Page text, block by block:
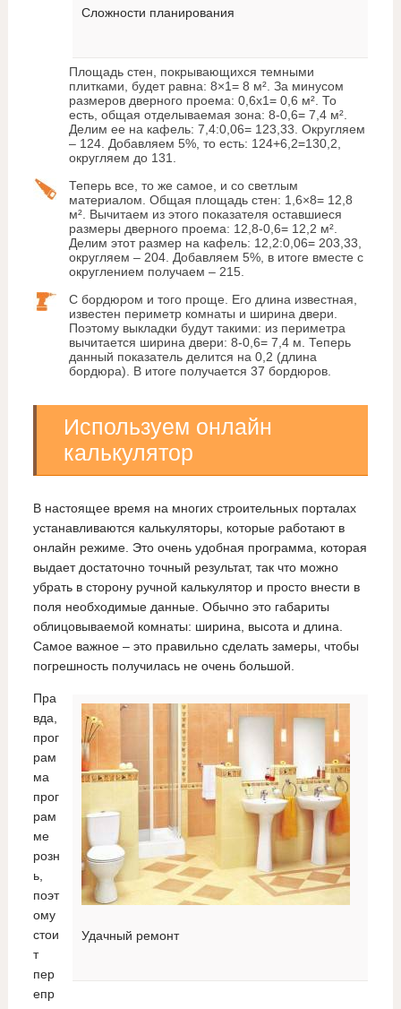
Сложности планирования
Площадь стен, покрывающихся темными
плитками, будет равна: 8×1= 8 м². За минусом
размеров дверного проема: 0,6х1= 0,6 м². То
есть, общая отделываемая зона: 8-0,6= 7,4 м².
Делим ее на кафель: 7,4:0,06= 123,33. Округляем
– 124. Добавляем 5%, то есть: 124+6,2=130,2,
округляем до 131.
Теперь все, то же самое, и со светлым
материалом. Общая площадь стен: 1,6×8= 12,8
м². Вычитаем из этого показателя оставшиеся
размеры дверного проема: 12,8-0,6= 12,2 м².
Делим этот размер на кафель: 12,2:0,06= 203,33,
округляем – 204. Добавляем 5%, в итоге вместе с
округлением получаем – 215.
С бордюром и того проще. Его длина известная,
известен периметр комнаты и ширина двери.
Поэтому выкладки будут такими: из периметра
вычитается ширина двери: 8-0,6= 7,4 м. Теперь
данный показатель делится на 0,2 (длина
бордюра). В итоге получается 37 бордюров.
Используем онлайн
калькулятор
В настоящее время на многих строительных порталах
устанавливаются калькуляторы, которые работают в
онлайн режиме. Это очень удобная программа, которая
выдает достаточно точный результат, так что можно
убрать в сторону ручной калькулятор и просто внести в
поля необходимые данные. Обычно это габариты
облицовываемой комнаты: ширина, высота и длина.
Самое важное – это правильно сделать замеры, чтобы
погрешность получилась не очень большой.
Удачный ремонт
Пра
вда,
прог
рам
ма
прог
рам
ме
розн
ь,
поэт
ому
стои
т
пер
епр